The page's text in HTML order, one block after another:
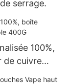
serrage.
100%,
de cuivre